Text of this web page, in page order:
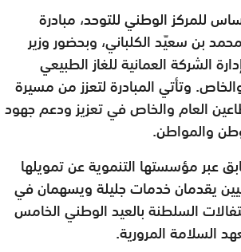
للمركز الوطني للتوحد، مبادرة
بن سعيّد الكلباني، وبحضور وزير
الشركة العمانية للغاز الطبيعي
وتأتي المبادرة لتعزز من مسيرة
العام والخاص في تعزيز ودعم جهود
والمواطن.
عبر مؤسستها التنموية عن تمويلها
يقدمان خدمات جليلة ويسهمان في
السلطنة بالعيد الوطني الخامس
السلامة المرورية.